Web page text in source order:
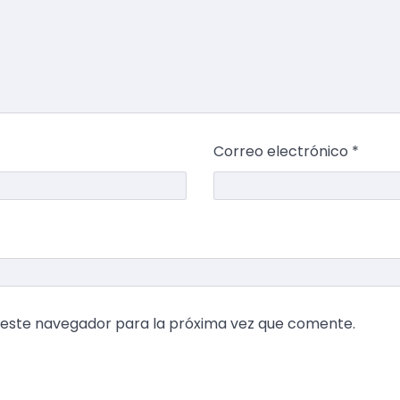
Correo electrónico *
navegador para la próxima vez que comente.